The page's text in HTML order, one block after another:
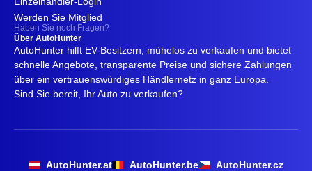
Werden Sie Mitglied
Haben Sie noch Fragen?
Über AutoHunter
AutoHunter hilft EV-Besitzern, mühelos zu verkaufen und bietet
schnelle Angebote, transparente Preise und sichere Zahlungen
über ein vertrauenswürdiges Händlernetz in ganz Europa.
Sind Sie bereit, Ihr Auto zu verkaufen?
AutoHunter.at AutoHunter.be
AutoHunter.cz